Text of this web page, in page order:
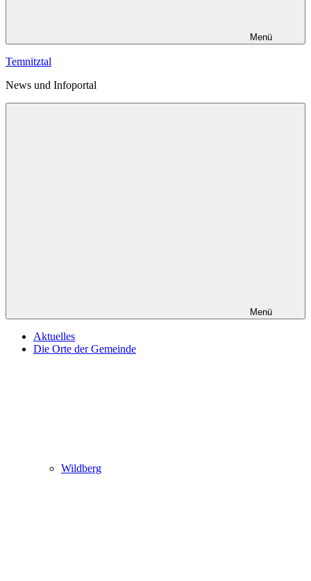
Menü
Temnitztal
News und Infoportal
Menü
Aktuelles
Die Orte der Gemeinde
Wildberg